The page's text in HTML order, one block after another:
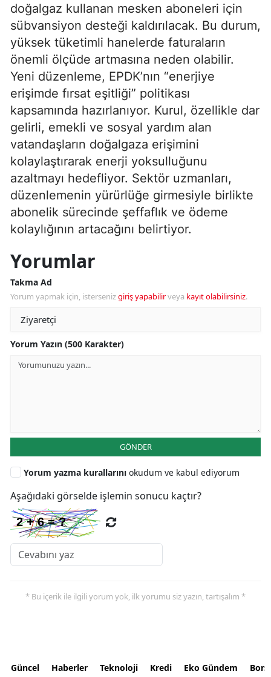
doğalgaz kullanan mesken aboneleri için
sübvansiyon desteği kaldırılacak. Bu durum,
yüksek tüketimli hanelerde faturaların
önemli ölçüde artmasına neden olabilir.
Yeni düzenleme, EPDK’nın “enerjiye
erişimde fırsat eşitliği” politikası
kapsamında hazırlanıyor. Kurul, özellikle dar
gelirli, emekli ve sosyal yardım alan
vatandaşların doğalgaza erişimini
kolaylaştırarak enerji yoksulluğunu
azaltmayı hedefliyor. Sektör uzmanları,
düzenlemenin yürürlüğe girmesiyle birlikte
abonelik sürecinde şeffaflık ve ödeme
kolaylığının artacağını belirtiyor.
Yorumlar
Takma Ad
Yorum yapmak için, istersenizgiriş yapabilirveya kayıt olabilirsiniz.
Yorum Yazın (500 Karakter)
GÖNDER
Yorum yazma kurallarını okudum ve kabul ediyorum
Aşağıdaki görselde işlemin sonucu kaçtır?
* Bu içerik ile ilgili yorum yok, ilk yorumu siz yazın, tartışalım *
Güncel Haberler Teknoloji Kredi Eko Gündem